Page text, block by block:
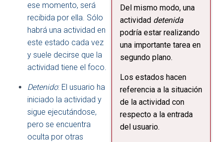
Del mismo modo, una
actividad detenida
podría estar realizando
una importante tarea en
segundo plano.
Los estados hacen
referencia a la situación
de la actividad con
respecto a la entrada
del usuario.
ese momento, será
recibida por ella. Sólo
habrá una actividad en
este estado cada vez
y suele decirse que la
actividad tiene el foco.
Detenido: El usuario ha
iniciado la actividad y
sigue ejecutándose,
pero se encuentra
oculta por otras